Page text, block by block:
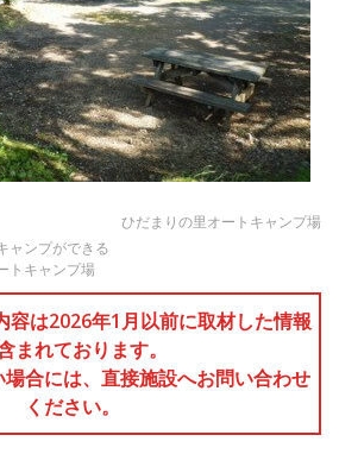
ひだまりの里オートキャンプ場
ャンプができる
トキャンプ場
は2026年1月以前に取材した情報
まれております。
合には、直接施設へお問い合わせ
ください。